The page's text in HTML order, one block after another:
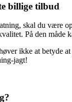
billige tilbud
skal du være
På den måde
ikke at betyde
jagt!